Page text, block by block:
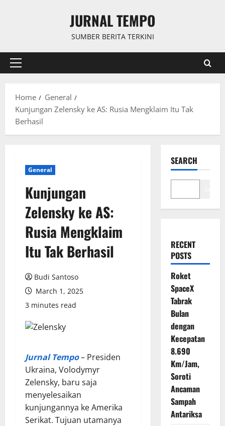
JURNAL TEMPO
SUMBER BERITA TERKINI
Primary
Home
General
Kunjungan Zelensky ke AS: Rusia Mengklaim Itu Tak
Berhasil
General
Kunjungan
Zelensky ke AS:
Rusia Mengklaim
Itu Tak Berhasil
Budi Santoso
March 1, 2025
3 minutes read
Jurnal Tempo– Presiden
Ukraina, Volodymyr
Zelensky, baru saja
menyelesaikan
kunjungannya ke Amerika
Serikat. Tujuan utamanya
SEARCH
RECENT
POSTS
Roket
SpaceX
Tabrak
Bulan
dengan
Kecepatan
8.690
Km/Jam,
Soroti
Ancaman
Sampah
Antariksa